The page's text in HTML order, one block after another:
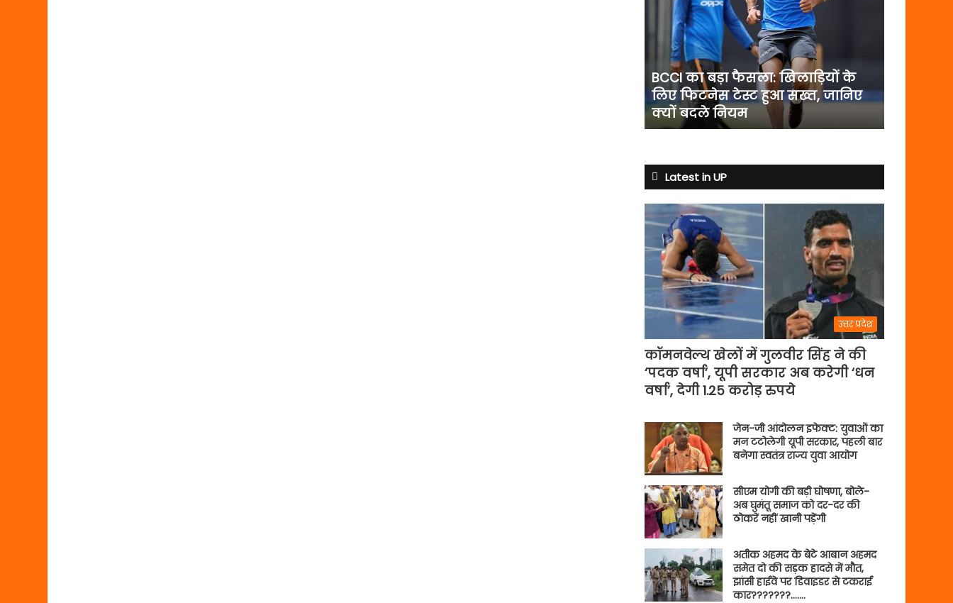
फैसला:
खिलाड़ियों
फिटनेस
टेस्ट
हुआ
सख्त,
बदले
नियम
BCCI का बड़ा फैसला: खिलाड़ियों के
लिए फिटनेस टेस्ट हुआ सख्त, जानिए
क्यों बदले नियम
Latest in UP
उत्तर प्रदेश
कॉमनवेल्थ खेलों में गुलवीर सिंह ने की
‘पदक वर्षा’, यूपी सरकार अब करेगी ‘धन
वर्षा’, देगी 1.25 करोड़ रुपये
जेन-जी आंदोलन इफेक्ट: युवाओं का
मन टटोलेगी यूपी सरकार, पहली बार
बनेगा स्वतंत्र राज्य युवा आयोग
सीएम योगी की बड़ी घोषणा, बोले-
अब घुमंतू समाज को दर-दर की
ठोकरें नहीं खानी पड़ेंगी
अतीक अहमद के बेटे आबान अहमद
समेत दो की सड़क हादसे में मौत,
झांसी हाईवे पर डिवाइडर से टकराई
कार???????…….